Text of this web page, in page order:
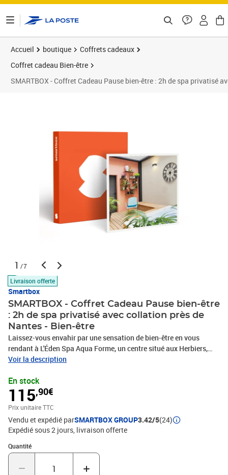
Accueil boutique
Coffrets cadeaux
Coffret cadeau Bien-être
SMARTBOX - Coffret Cadeau Pause bien-être : 2h de spa privatisé
1 /7
Livraison offerte
Smartbox
SMARTBOX - Coffret Cadeau Pause bien-être
: 2h de spa privatisé avec collation près de
Nantes - Bien-être
Laissez-vous envahir par une sensation de bien-être en vous
rendant à L'Éden Spa Aqua Forme, un centre situé aux Herbiers,
près de Nantes. Ce coffret cadeau pour 2 personnes vous
privatisé Cocon de L'Eden. Faites une brasse dans la piscine et
détendez-vous dans les vapeurs enveloppantes du hammam
réservés rien que pour vous, dans un cadre intimiste et relaxant.
Pour terminer en beauté cette parenthèse, vous finirez par une
petite pause gourmande en tête-à-tête. La pause détente qu’il vous
faut !Pause bien-être : 2h de spa privatisé avec collation près de
Nantes
Voir la description
En stock
115,90€
Prix unitaire TTC
Vendu et expédié parSMARTBOX GROUP3.42/5(24)
Expédié sous 2 jours livraison offerte
Quantité
Quantité : 1